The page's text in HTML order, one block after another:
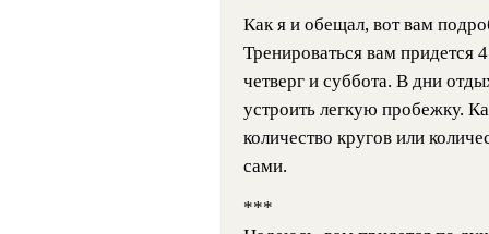
Как я и обещал, вот вам
Тренироваться вам придется
четверг и суббота. В дни
устроить легкую пробежку.
количество кругов или
сами.
***